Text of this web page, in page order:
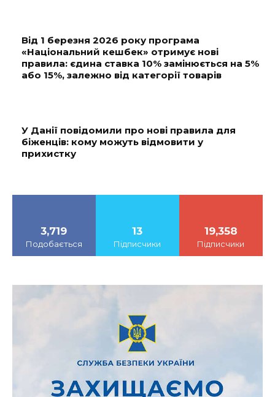
Від 1 березня 2026 року програма
«Національний кешбек» отримує нові
правила: єдина ставка 10% замінюється на 5%
або 15%, залежно від категорії товарів
У Данії повідомили про нові правила для
біженців: кому можуть відмовити у
прихистку
3,719
Подобається
13
Підписчики
19,358
Підписчики